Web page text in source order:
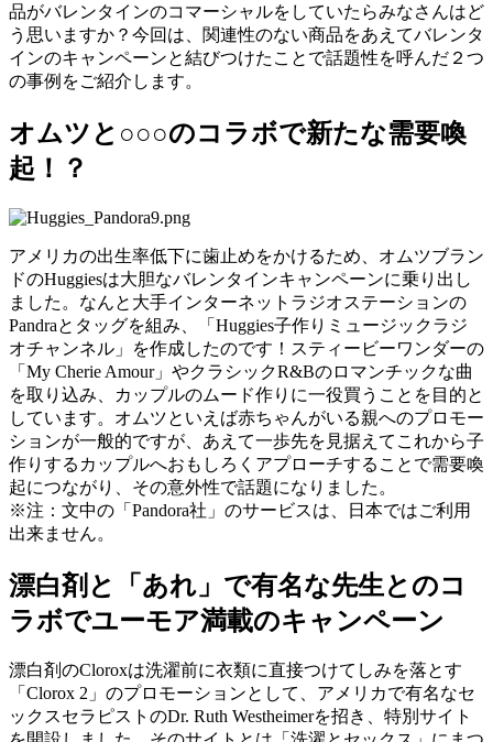
品がバレンタインのコマーシャルをしていたらみなさんはど
う思いますか？今回は、関連性のない商品をあえてバレンタ
インのキャンペーンと結びつけたことで話題性を呼んだ２つ
の事例をご紹介します。
オムツと○○○のコラボで新たな需要喚
起！？
アメリカの出生率低下に歯止めをかけるため、オムツブラン
ドのHuggiesは大胆なバレンタインキャンペーンに乗り出し
ました。なんと大手インターネットラジオステーションの
Pandraとタッグを組み、「Huggies子作りミュージックラジ
オチャンネル」を作成したのです！スティービーワンダーの
「My Cherie Amour」やクラシックR&Bのロマンチックな曲
を取り込み、カップルのムード作りに一役買うことを目的と
しています。オムツといえば赤ちゃんがいる親へのプロモー
ションが一般的ですが、あえて一歩先を見据えてこれから子
作りするカップルへおもしろくアプローチすることで需要喚
起につながり、その意外性で話題になりました。
※注：文中の「Pandora社」のサービスは、日本ではご利用
出来ません。
漂白剤と「あれ」で有名な先生とのコ
ラボでユーモア満載のキャンペーン
漂白剤のCloroxは洗濯前に衣類に直接つけてしみを落とす
「Clorox 2」のプロモーションとして、アメリカで有名なセ
ックスセラピストのDr. Ruth Westheimerを招き、特別サイト